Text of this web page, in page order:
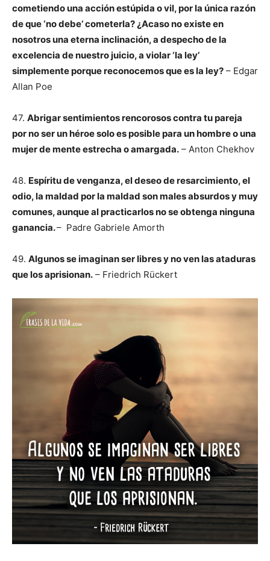
cometiendo una acción estúpida o vil, por la única razón
de que ‘no debe’ cometerla? ¿Acaso no existe en
nosotros una eterna inclinación, a despecho de la
excelencia de nuestro juicio, a violar ‘la ley’
simplemente porque reconocemos que es la ley? – Edgar
Allan Poe
47. Abrigar sentimientos rencorosos contra tu pareja
por no ser un héroe solo es posible para un hombre o una
mujer de mente estrecha o amargada. – Anton Chekhov
48. Espíritu de venganza, el deseo de resarcimiento, el
odio, la maldad por la maldad son males absurdos y muy
comunes, aunque al practicarlos no se obtenga ninguna
ganancia.– Padre Gabriele Amorth
49. Algunos se imaginan ser libres y no ven las ataduras
que los aprisionan. – Friedrich Rückert